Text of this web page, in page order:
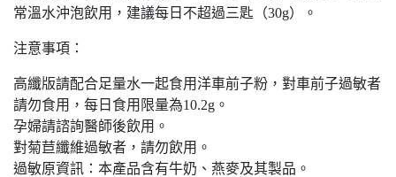
常溫水沖泡飲用，建議每日不超過三匙（30g）。
注意事項：
高纖版請配合足量水一起食用洋車前子粉，對車前子過敏者
請勿食用，每日食用限量為10.2g。
孕婦請諮詢醫師後飲用。
對菊苣纖維過敏者，請勿飲用。
過敏原資訊：本產品含有牛奶、燕麥及其製品。